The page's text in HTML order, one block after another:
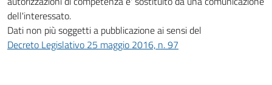
dell'interessato.
Dati non più soggetti a pubblicazione ai sensi del
Decreto Legislativo 25 maggio 2016, n. 97